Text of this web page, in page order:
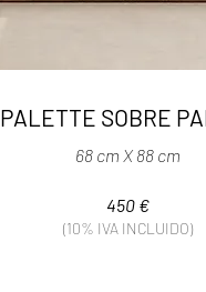
PALETTE SOBRE
68 cm X 88 cm
450 €
(10% IVA INCLUIDO)